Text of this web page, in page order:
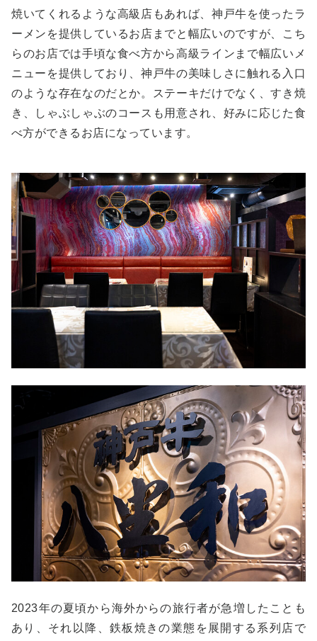
焼いてくれるような高級店もあれば、神戸牛を使ったラ
ーメンを提供しているお店までと幅広いのですが、こち
らのお店では手頃な食べ方から高級ラインまで幅広いメ
ニューを提供しており、神戸牛の美味しさに触れる入口
のような存在なのだとか。ステーキだけでなく、すき焼
き、しゃぶしゃぶのコースも用意され、好みに応じた食
べ方ができるお店になっています。
2023年の夏頃から海外からの旅行者が急増したことも
あり、それ以降、鉄板焼きの業態を展開する系列店で